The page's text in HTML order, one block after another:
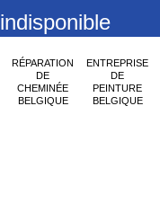
indisponible
RÉPARATION
DE
CHEMINÉE
BELGIQUE
ENTREPRISE
DE
PEINTURE
BELGIQUE